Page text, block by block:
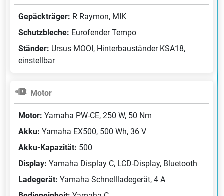
Gepäckträger: R Raymon, MIK
Schutzbleche: Eurofender Tempo
Ständer: Ursus MOOI, Hinterbauständer KSA18,
einstellbar
Motor
Motor: Yamaha PW-CE, 250 W, 50 Nm
Akku: Yamaha EX500, 500 Wh, 36 V
Akku-Kapazität: 500
Display: Yamaha Display C, LCD-Display, Bluetooth
Ladegerät: Yamaha Schnellladegerät, 4 A